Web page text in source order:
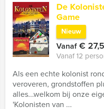
De
Game
Nieuw
Vanaf€
Vanaf 12
Als een echte kolonist
veroveren, grondstoffen
alles...welkom bij onze
'Kolonisten van ...